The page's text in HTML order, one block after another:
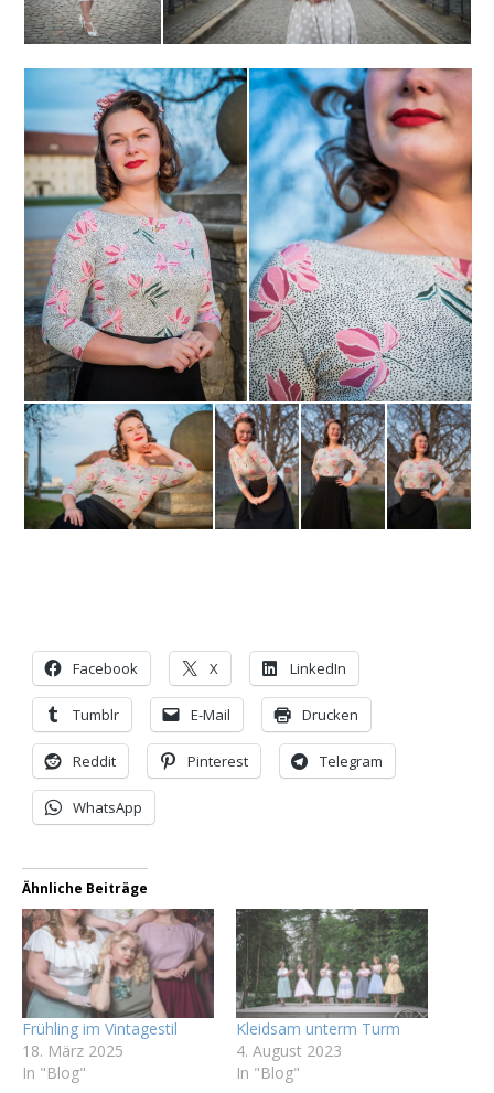
Facebook X LinkedIn
Tumblr E-Mail Drucken
Reddit Pinterest Telegram
WhatsApp
Ähnliche Beiträge
Frühling im Vintagestil
18. März 2025
In "Blog"
Kleidsam unterm Turm
4. August 2023
In "Blog"